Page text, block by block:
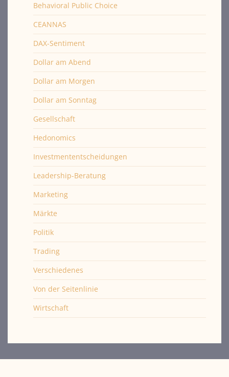
Behavioral Public Choice
CEANNAS
DAX-Sentiment
Dollar am Abend
Dollar am Morgen
Dollar am Sonntag
Gesellschaft
Hedonomics
Investmententscheidungen
Leadership-Beratung
Marketing
Märkte
Politik
Trading
Verschiedenes
Von der Seitenlinie
Wirtschaft